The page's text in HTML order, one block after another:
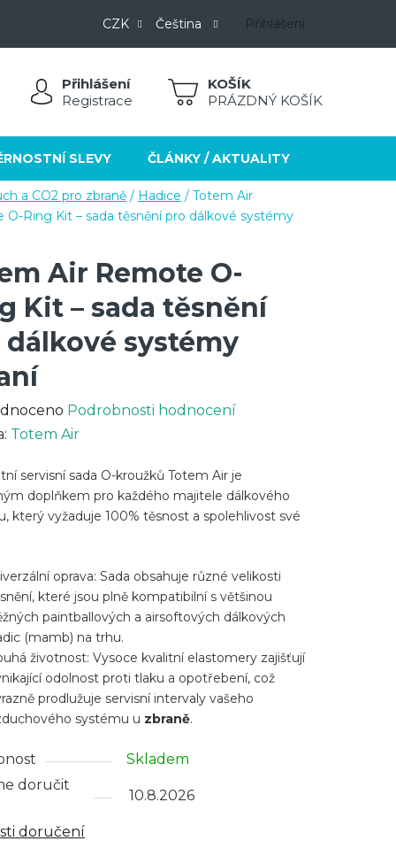
CZK Čeština Přihlášení
Přihlášení
Registrace
NÁKUPNÍPRÁZDNÝ KOŠÍK
SLEVY ČLÁNKY / AKTUALITY
a CO2 pro zbraně / Hadice / Totem Air
O-Ring Kit – sada těsnění pro dálkové systémy
Air Remote O-
Kit – sada těsnění
dálkové systémy
Podrobnosti hodnocení
Totem Air
servisní sada O-kroužků Totem Air je
doplňkem pro každého majitele dálkového
který vyžaduje 100% těsnost a spolehlivost své
oprava: Sada obsahuje různé velikosti
které jsou plně kompatibilní s většinou
paintballových a airsoftových dálkových
(mamb) na trhu.
životnost: Vysoce kvalitní elastomery zajišťují
odolnost proti tlaku a opotřebení, což
prodlužuje servisní intervaly vašeho
systému u zbraně.
Skladem
doručit
10.8.2026
doručení